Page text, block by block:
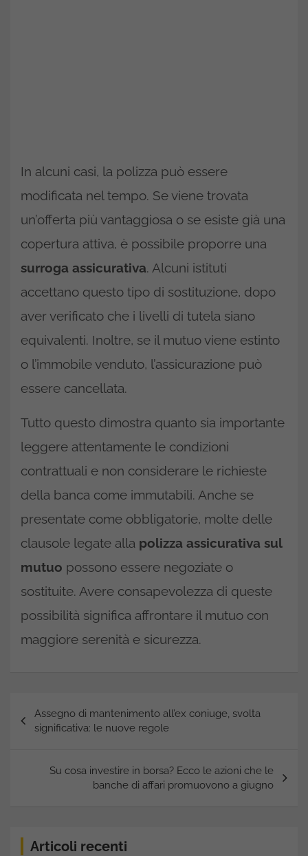
In alcuni casi, la polizza può essere
modificata nel tempo. Se viene trovata
un’offerta più vantaggiosa o se esiste già una
copertura attiva, è possibile proporre una
surroga assicurativa. Alcuni istituti
accettano questo tipo di sostituzione, dopo
aver verificato che i livelli di tutela siano
equivalenti. Inoltre, se il mutuo viene estinto
o l’immobile venduto, l’assicurazione può
essere cancellata.
Tutto questo dimostra quanto sia importante
leggere attentamente le condizioni
contrattuali e non considerare le richieste
della banca come immutabili. Anche se
presentate come obbligatorie, molte delle
clausole legate alla polizza assicurativa sul
mutuo possono essere negoziate o
sostituite. Avere consapevolezza di queste
possibilità significa affrontare il mutuo con
maggiore serenità e sicurezza.
articoli
Assegno di mantenimento all’ex coniuge, svolta
significativa: le nuove regole
Su cosa investire in borsa? Ecco le azioni che le
banche di affari promuovono a giugno
Articoli recenti